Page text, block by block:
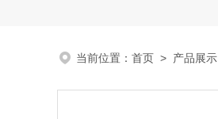
当前位置： 首页 > 产品展示